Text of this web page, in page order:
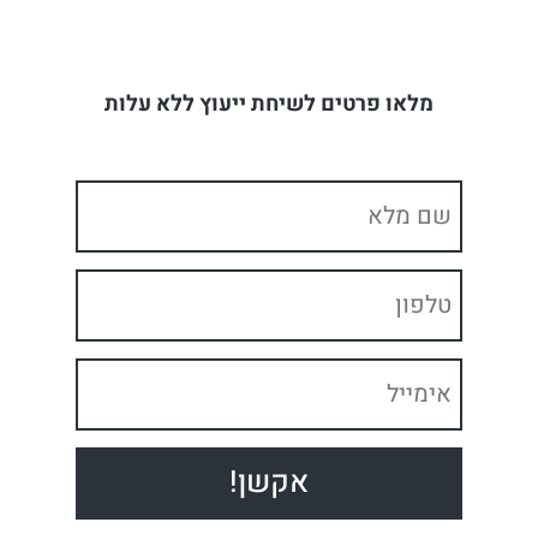
מלאו פרטים לשיחת ייעוץ ללא עלות